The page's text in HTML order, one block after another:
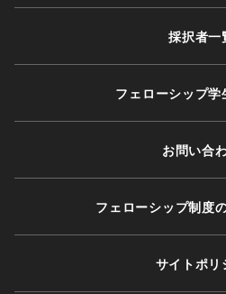
採択者⼀
フェローシップ学
お問い合
フェローシップ制度
サイトポリ